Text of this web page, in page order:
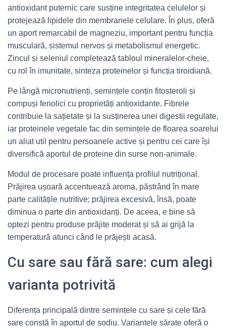
antioxidant puternic care susține integritatea celulelor și
protejează lipidele din membranele celulare. În plus, oferă
un aport remarcabil de magneziu, important pentru funcția
musculară, sistemul nervos și metabolismul energetic.
Zincul și seleniul completează tabloul mineralelor-cheie,
cu rol în imunitate, sinteza proteinelor și funcția tiroidiană.
Pe lângă micronutrienți, semințele conțin fitosteroli și
compuși fenolici cu proprietăți antioxidante. Fibrele
contribuie la sațietate și la susținerea unei digestii regulate,
iar proteinele vegetale fac din semințele de floarea soarelui
un aliat util pentru persoanele active și pentru cei care își
diversifică aportul de proteine din surse non-animale.
Modul de procesare poate influența profilul nutrițional.
Prăjirea ușoară accentuează aroma, păstrând în mare
parte calitățile nutritive; prăjirea excesivă, însă, poate
diminua o parte din antioxidanți. De aceea, e bine să
optezi pentru produse prăjite moderat și să ai grijă la
temperatură atunci când le prăjești acasă.
Cu sare sau fără sare: cum alegi
varianta potrivită
Diferența principală dintre semințele cu sare și cele fără
sare constă în aportul de sodiu. Variantele sărate oferă o